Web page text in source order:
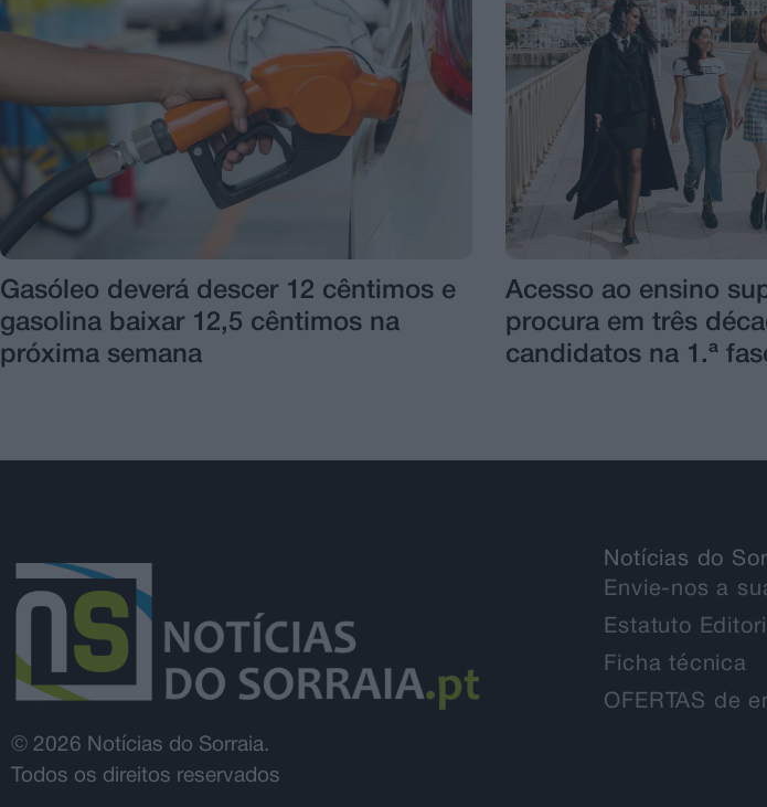
Gasóleo deverá descer 12 cêntimos e
gasolina baixar 12,5 cêntimos na
próxima semana
Acesso ao ensino
procura em três
candidatos na 1.ª
© 2026 Notícias do Sorraia.
Todos os direitos reservados
Notícias do
Envie-nos a
Estatuto
Ficha técnica
OFERTAS de